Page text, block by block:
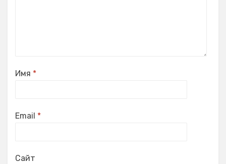
Имя *
Email *
Сайт